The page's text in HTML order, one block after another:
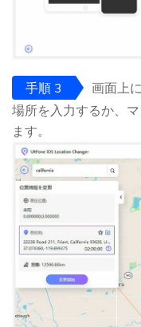
手順 3
画面上
場所を入力するか、
ます。